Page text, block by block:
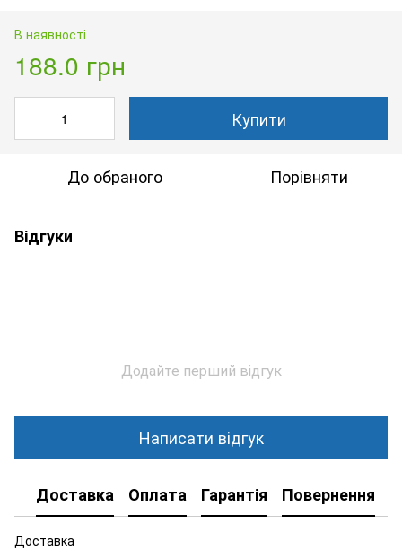
В наявності
188.0 грн
Купити
До обраного Порівняти
Відгуки
Додайте перший відгук
Написати відгук
Доставка Оплата Гарантія Повернення
Доставка